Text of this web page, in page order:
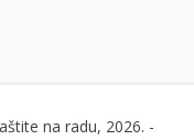
na radu, 2026. -